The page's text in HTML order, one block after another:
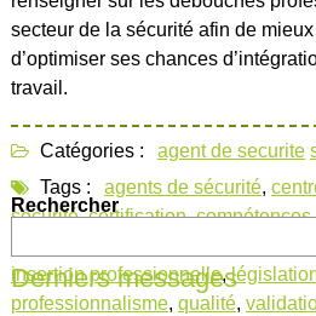
secteur de la sécurité afin de
d’optimiser ses chances
travail.
Catégories : agent de securite
Tags :
agents de sécurité,
sécurité,certification,compétences
formations
insertion professionnelle,
professionnalisme, qualité,
Rechercher
Derniers messages